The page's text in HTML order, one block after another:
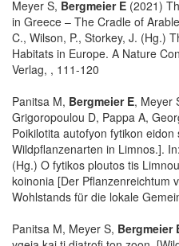
Meyer S, Bergmeier E (2021)
in Greece – The Cradle of
C., Wilson, P., Storkey, J. (Hg.)
Habitats in Europe. A Nature
Verlag, , 111-120
Panitsa M, Bergmeier E, Meyer
Grigoropoulou D, Pappa A,
Poikilotita autofyon fytikon
Wildpflanzenarten in Limnos.].
(Hg.) O fytikos ploutos tis
koinonia [Der Pflanzenreichtum
Wohlstands für die lokale
Panitsa M, Meyer S, Bergmeier